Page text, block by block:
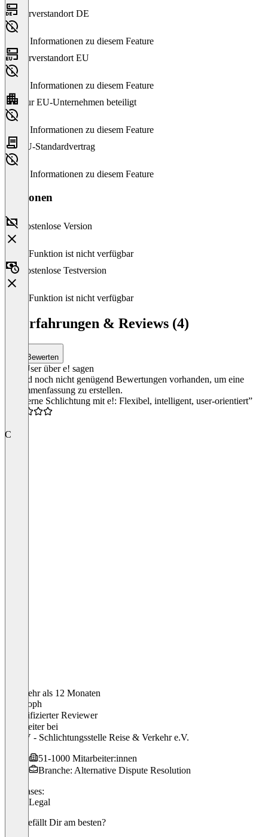
Serverstandort DE
Keine Informationen zu diesem Feature
Serverstandort EU
Keine Informationen zu diesem Feature
Nur EU-Unternehmen beteiligt
Keine Informationen zu diesem Feature
EU-Standardvertrag
Keine Informationen zu diesem Feature
Versionen
Kostenlose Version
Diese Funktion ist nicht verfügbar
Kostenlose Testversion
Diese Funktion ist nicht verfügbar
e! Erfahrungen & Reviews (4)
Bewerten
Was User über e! sagen
Es sind noch nicht genügend Bewertungen vorhanden, um eine
Zusammenfassung zu erstellen.
“Moderne Schlichtung mit e!: Flexibel, intelligent, user-orientiert”
C
Vor mehr als 12 Monaten
Christoph
Verifizierter Reviewer
Teamleiterbei
SRUV - Schlichtungsstelle Reise & Verkehr e.V.
51-1000 Mitarbeiter:innen
Branche: Alternative Dispute Resolution
Use cases:
Other Legal
Was gefällt Dir am besten?